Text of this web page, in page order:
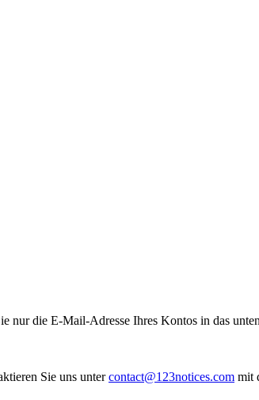
nur die E-Mail-Adresse Ihres Kontos in das
Sie uns untercontact@123notices.com mit